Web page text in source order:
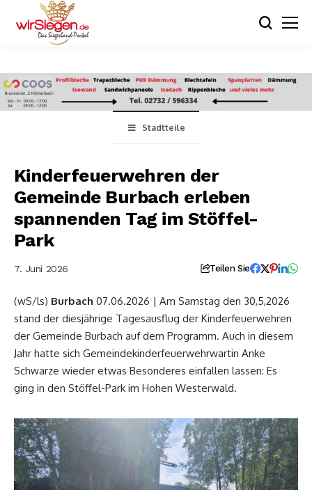
Stadtteile
Kinderfeuerwehren der
Gemeinde Burbach erleben
spannenden Tag im Stöffel-
Park
7. Juni 2026 Teilen Sie
(wS/ls) Burbach 07.06.2026 | Am Samstag den 30,5,2026
stand der diesjährige Tagesausflug der Kinderfeuerwehren
der Gemeinde Burbach auf dem Programm. Auch in diesem
Jahr hatte sich Gemeindekinderfeuerwehrwartin Anke
Schwarze wieder etwas Besonderes einfallen lassen: Es
ging in den Stöffel-Park im Hohen Westerwald.